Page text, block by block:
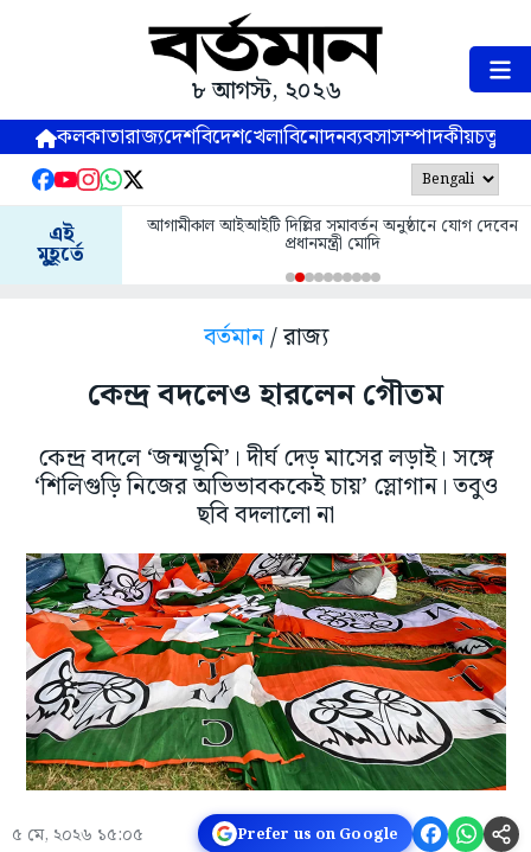
৮ আগস্ট, ২০২৬
কলকাতারাজ্যদেশবিদেশখেলাবিনোদনব্যবসাসম্পাদকীয়
এই
মুহূর্তে
আগামীকাল আইআইটি দিল্লির সমাবর্তন অনুষ্ঠানে যোগ দেবেন
প্রধানমন্ত্রী মোদি
বর্তমান/ রাজ্য
কেন্দ্র বদলেও হারলেন গৌতম
কেন্দ্র বদলে ‘জন্মভূমি’। দীর্ঘ দেড় মাসের লড়াই। সঙ্গে
‘শিলিগুড়ি নিজের অভিভাবককেই চায়’ স্লোগান। তবুও
ছবি বদলালো না
৫ মে, ২০২৬ ১৫:০৫ Prefer us on Google